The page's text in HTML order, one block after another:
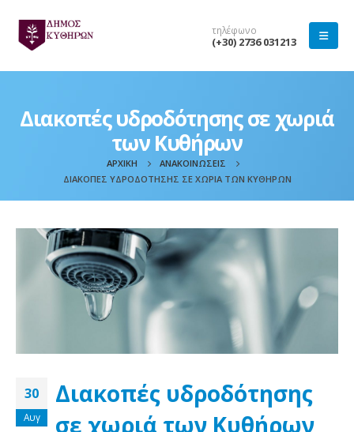
τηλέφωνο
(+30) 2736 031213
Διακοπές υδροδότησης σε χωριά
των Κυθήρων
ΑΡΧΙΚΉ
ΑΝΑΚΟΙΝΏΣΕΙΣ
ΔΙΑΚΟΠΈΣ ΥΔΡΟΔΌΤΗΣΗΣ ΣΕ ΧΩΡΙΆ ΤΩΝ ΚΥΘΉΡΩΝ
30
Αυγ
Διακοπές υδροδότησης
σε χωριά των Κυθήρων